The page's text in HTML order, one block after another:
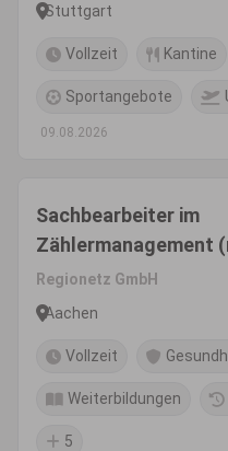
Stuttgart
Vollzeit Kantine
Sportangebote
09.08.2026
Sachbearbeiter im
Zählermanagement
Regionetz GmbH
Aachen
Vollzeit
Weiterbildungen
5